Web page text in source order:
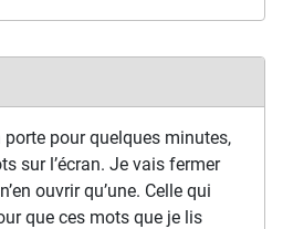
porte pour quelques minutes,
sur l’écran. Je vais fermer
ouvrir qu’une. Celle qui
que ces mots que je lis